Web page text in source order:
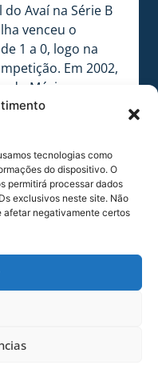
tecnologias como
do dispositivo. O
permitirá processar dados
exclusivos neste site. Não
afetar negativamente certos
Avaí na Série B
venceu o
1 a 0, logo na
Em 2002,
México,
Teve
RS, Joinville-
passou
família, mantendo
em
Master, em
o Avaí e